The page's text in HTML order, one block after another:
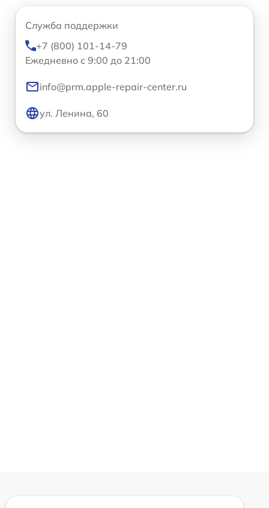
Служба поддержки
+7 (800) 101-14-79
Ежедневно с 9:00 до 21:00
info@prm.apple-repair-center.ru
ул. Ленина, 60